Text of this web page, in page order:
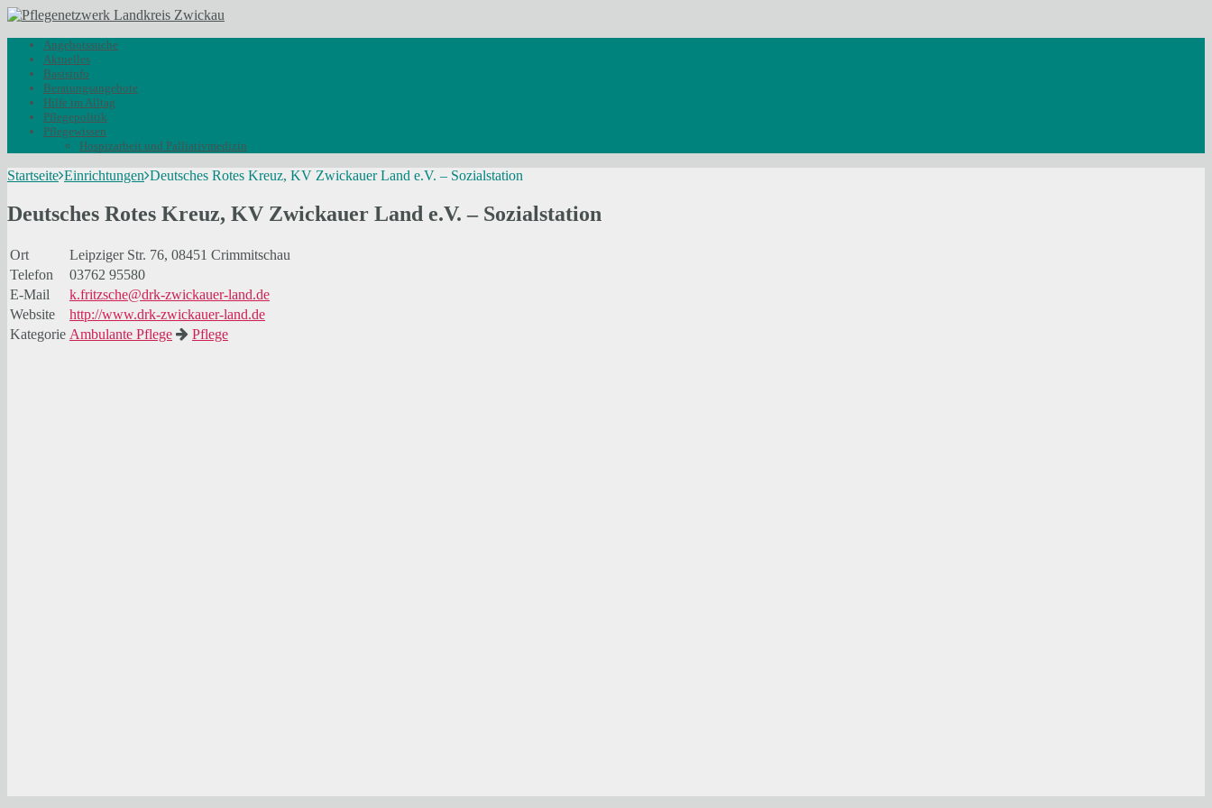
Angebotssuche
Aktuelles
Basisinfo
Beratungsangebote
Hilfe im Alltag
Pflegepolitik
Pflegewissen
Hospizarbeit und Palliativmedizin
Startseite Einrichtungen Deutsches Rotes Kreuz, KV Zwickauer Land e.V. – Sozialstation
Deutsches Rotes Kreuz, KV Zwickauer Land e.V. – Sozialstation
Ort
Leipziger Str. 76, 08451 Crimmitschau
Telefon
03762 95580
E-Mail
k.fritzsche@drk-zwickauer-land.de
Website
http://www.drk-zwickauer-land.de
Kategorie Ambulante Pflege Pflege